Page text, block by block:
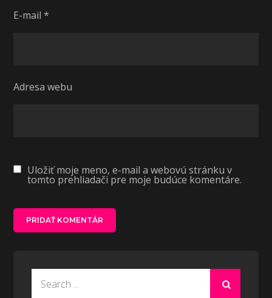
E-mail*
Adresa webu
Uložiť moje meno, e-mail a webovú stránku v
tomto prehliadači pre moje budúce komentáre.